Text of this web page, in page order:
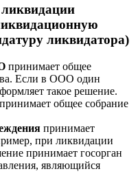
ликвидатора)
принимает общее
Если в ООО один
такое решение.
принимает общее собрание
принимает
при ликвидации
принимает госорган
являющийся